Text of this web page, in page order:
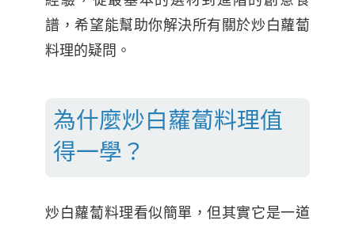
譜，希望能幫助你解決所有關於炒白蘿蔔
料理的疑問。
為什麼炒白蘿蔔料理值
得一學？
炒白蘿蔔料理看似簡單，但其實它是一道